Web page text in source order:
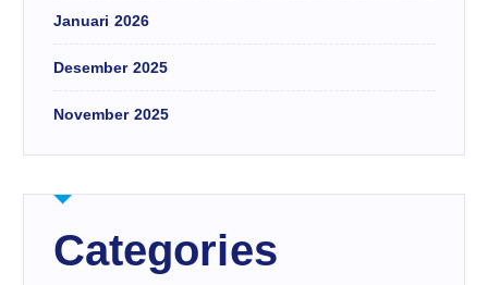
Januari 2026
Desember 2025
November 2025
Categories